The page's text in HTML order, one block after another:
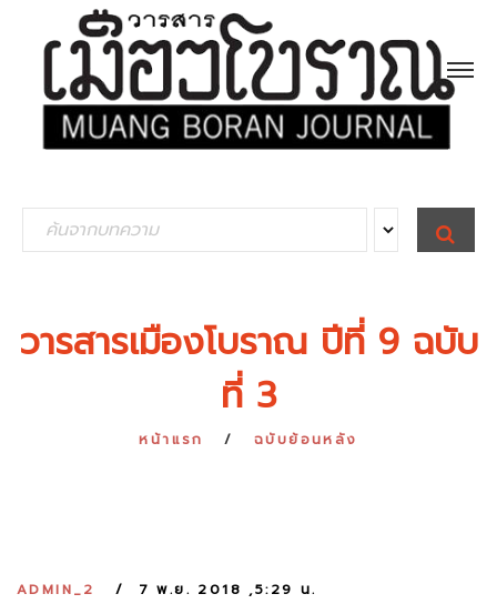
e
c
S
E
A
วารสารเมืองโบราณ ปีที่ 9 ฉบับ
ที่ 3
หน้าแรก ฉบับย้อนหลัง
ADMIN_2 7 พ.ย. 2018 ,5:29 น.